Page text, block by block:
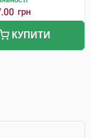
грн
КУПИТИ